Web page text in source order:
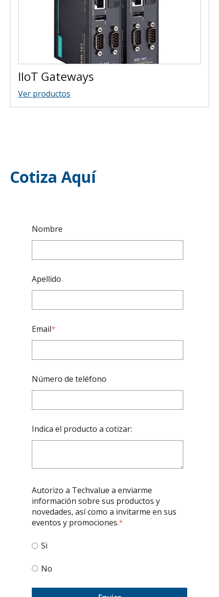
IIoT Gateways
Ver productos
Cotiza Aquí
Nombre
Apellido
Email*
Número de teléfono
Indica el producto a cotizar:
Autorizo a Techvalue a enviarme
información sobre sus productos y
novedades, así como a invitarme en sus
eventos y promociones.*
Si
No